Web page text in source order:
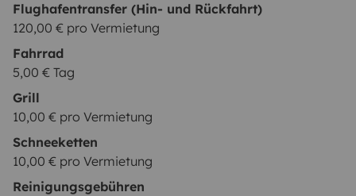
Flughafentransfer (Hin- und Rückfahrt)
120,00 € pro Vermietung
Fahrrad
5,00 € Tag
Grill
10,00 € pro Vermietung
Schneeketten
10,00 € pro Vermietung
Reinigungsgebühren